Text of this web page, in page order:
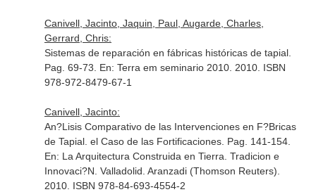
Canivell, Jacinto, Jaquin, Paul, Augarde, Charles,
Gerrard, Chris:
Sistemas de reparación en fábricas históricas de tapial.
Pag. 69-73. En: Terra em seminario 2010. 2010. ISBN
978-972-8479-67-1
Canivell, Jacinto:
An?Lisis Comparativo de las Intervenciones en F?Bricas
de Tapial. el Caso de las Fortificaciones. Pag. 141-154.
En: La Arquitectura Construida en Tierra. Tradicion e
Innovaci?N . Valladolid. Aranzadi (Thomson Reuters).
2010. ISBN 978-84-693-4554-2